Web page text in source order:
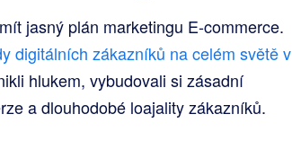
jasný plán marketingu E-commerce.
digitálních zákazníků na celém světě v
hlukem, vybudovali si zásadní
a dlouhodobé loajality zákazníků.